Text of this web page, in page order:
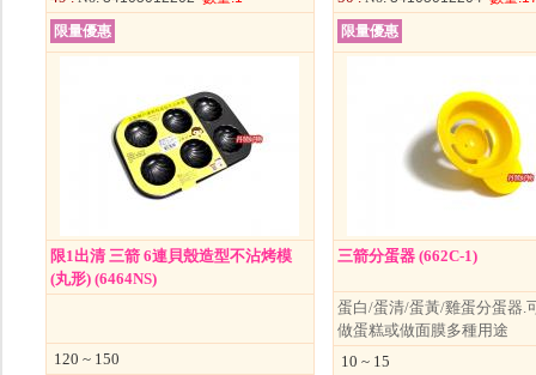
限量優惠
限1出清 三箭 6連貝殼造型不沾烤模
(丸形) (6464NS)
120 ~ 150
限量優惠
三箭分蛋器 (662C-1)
蛋白/蛋清/蛋黃/雞蛋分蛋器.
做蛋糕或做面膜多種用途
10 ~ 15